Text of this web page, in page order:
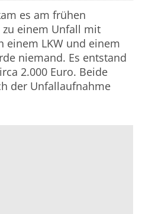
es am frühen
einem Unfall mit
einem LKW und einem
niemand. Es entstand
2.000 Euro. Beide
der Unfallaufnahme